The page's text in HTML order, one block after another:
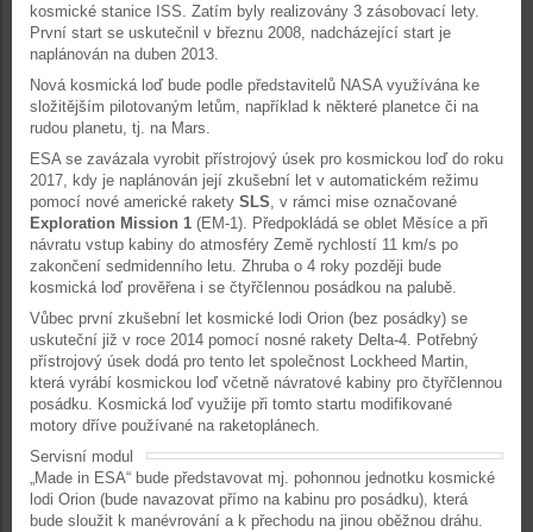
kosmické stanice ISS. Zatím byly realizovány 3 zásobovací lety.
První start se uskutečnil v březnu 2008, nadcházející start je
naplánován na duben 2013.
Nová kosmická loď bude podle představitelů NASA využívána ke
složitějším pilotovaným letům, například k některé planetce či na
rudou planetu, tj. na Mars.
ESA se zavázala vyrobit přístrojový úsek pro kosmickou loď do roku
2017, kdy je naplánován její zkušební let v automatickém režimu
pomocí nové americké rakety SLS, v rámci mise označované
Exploration Mission 1 (EM-1). Předpokládá se oblet Měsíce a při
návratu vstup kabiny do atmosféry Země rychlostí 11 km/s po
zakončení sedmidenního letu. Zhruba o 4 roky později bude
kosmická loď prověřena i se čtyřčlennou posádkou na palubě.
Vůbec první zkušební let kosmické lodi Orion (bez posádky) se
uskuteční již v roce 2014 pomocí nosné rakety Delta-4. Potřebný
přístrojový úsek dodá pro tento let společnost Lockheed Martin,
která vyrábí kosmickou loď včetně návratové kabiny pro čtyřčlennou
posádku. Kosmická loď využije při tomto startu modifikované
motory dříve používané na raketoplánech.
Servisní modul
„Made in ESA“ bude představovat mj. pohonnou jednotku kosmické
lodi Orion (bude navazovat přímo na kabinu pro posádku), která
bude sloužit k manévrování a k přechodu na jinou oběžnou dráhu.